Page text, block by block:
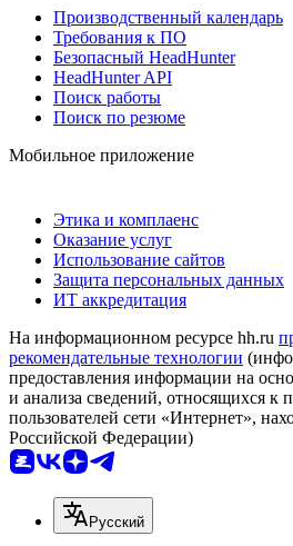
Производственный календарь
Требования к ПО
Безопасный HeadHunter
HeadHunter API
Поиск работы
Поиск по резюме
Мобильное приложение
Этика и комплаенс
Оказание услуг
Использование сайтов
Защита персональных данных
ИТ аккредитация
На информационном ресурсе hh.ru
рекомендательные технологии
предоставления информации на
и анализа сведений, относящихся к
пользователей сети «Интернет»,
Российской Федерации)
Русский